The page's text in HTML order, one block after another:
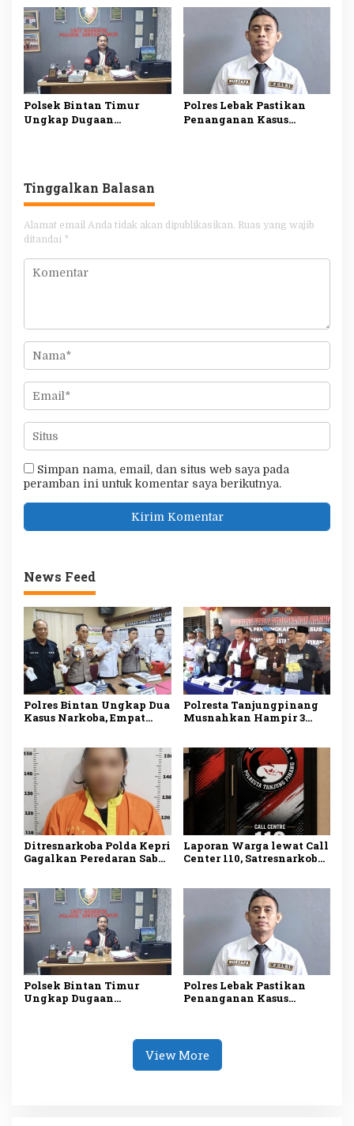
Ditangkap di Batu Ampar
Ungkap Kasus
Penyalahgunaan
Narkotika
Polsek Bintan Timur
Ungkap Dugaan
Polres Lebak Pastikan
Penanganan Kasus
Tinggalkan Balasan
Alamat email Anda tidak akan dipublikasikan. Ruas yang wajib
ditandai *
Simpan nama, email, dan situs web saya pada
peramban ini untuk komentar saya berikutnya.
News Feed
Polres Bintan Ungkap Dua
Kasus Narkoba, Empat
Polresta Tanjungpinang
Musnahkan Hampir 3
Ditangkap
Ditresnarkoba Polda Kepri
Gagalkan Peredaran Sabu
Laporan Warga lewat Call
Center 110, Satresnarkoba
Penyalahgunaan
Polsek Bintan Timur
Ungkap Dugaan
Tersangka Ditangkap
Polres Lebak Pastikan
Penanganan Kasus
Sesuai Prosedur
View More